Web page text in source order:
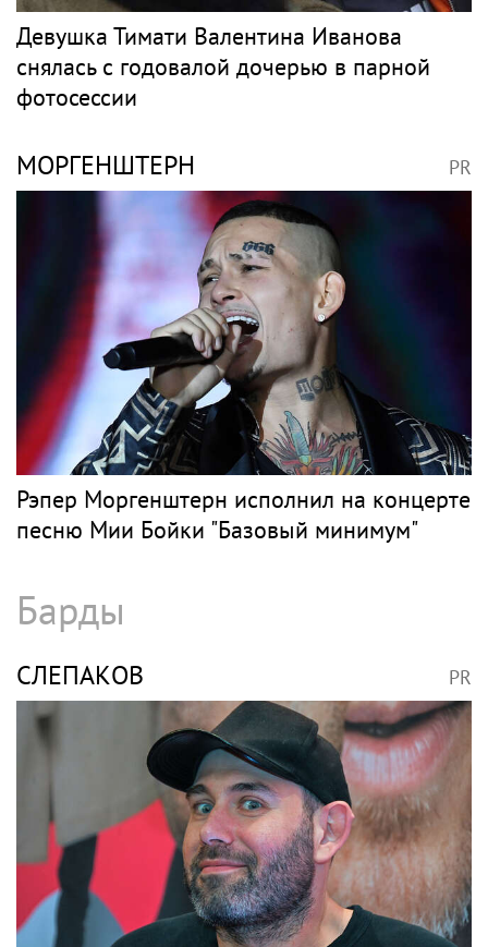
Девушка Тимати Валентина Иванова
снялась с годовалой дочерью в парной
фотосессии
МОРГЕНШТЕРН PR
Рэпер Моргенштерн исполнил на концерте
песню Мии Бойки "Базовый минимум"
Барды
СЛЕПАКОВ PR